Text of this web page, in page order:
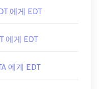
에게 EDT
에게 EDT
에게 EDT